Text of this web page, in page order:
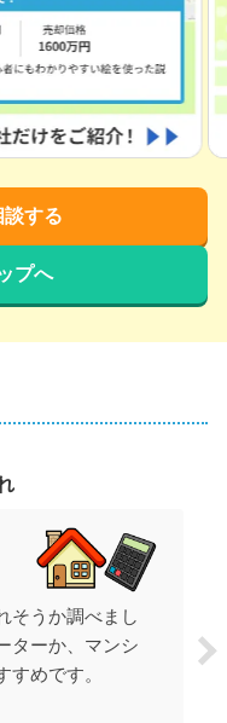
する
プへ
そうか調べまし
ターか、マンシ
すめです。